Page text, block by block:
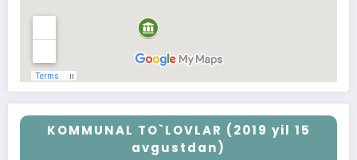
KOMMUNAL TO`LOVLAR (2019 yil 15
avgustdan)